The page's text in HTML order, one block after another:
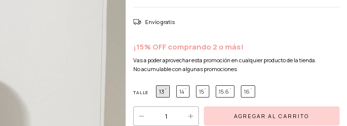
Envío gratis
¡15% OFF comprando 2 o más!
Vas a poder aprovechar esta promoción en cualquier producto de la tienda.
No acumulable con algunas promociones
TALLE 13´ 14´ 15´ 15.6´ 16´